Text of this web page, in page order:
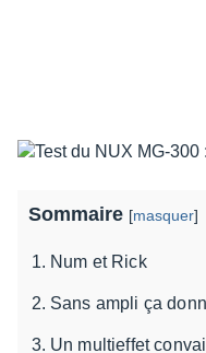
Sommaire [masquer]
Num et Rick
Sans ampli ça
Un multieffet